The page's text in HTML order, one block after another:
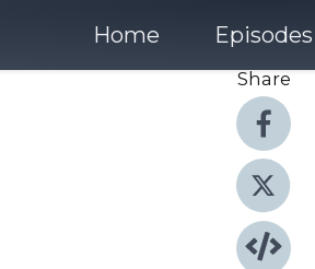
Home Episodes
Share